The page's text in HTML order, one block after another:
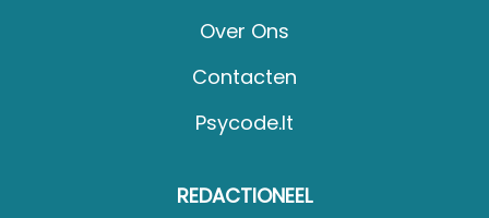
Over Ons
Contacten
Psycode.it
REDACTIONEEL